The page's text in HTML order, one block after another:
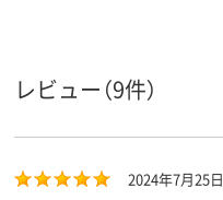
レビュー（9件）
2024年7月25日